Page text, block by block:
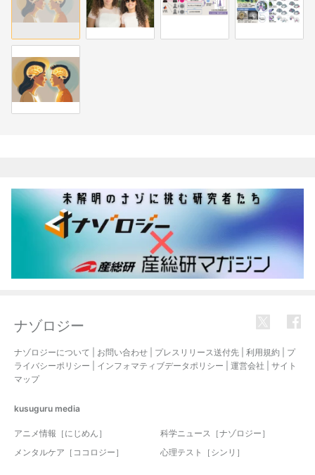
ナゾロジー
ナゾロジーについて お問い合わせ プレスリリース送付先 利用規約
プ
ライバシーポリシー
インフォマティブデータポリシー 運営会社
サイト
マップ
kusuguru media
アニメ情報［にじめん］
科学ニュース［ナゾロジー］
メンタルケア［ココロジー］
心理テスト［シンリ］